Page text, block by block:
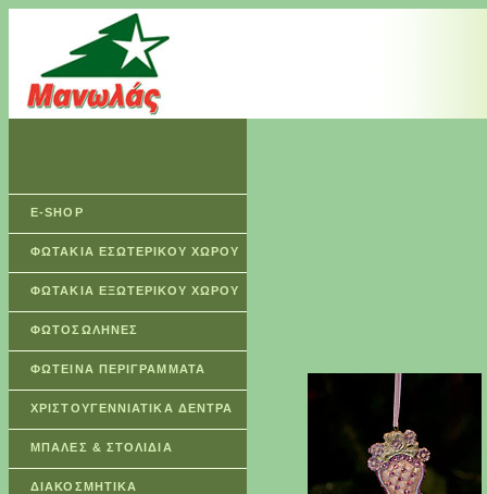
E-SHOP
ΦΩΤΑΚΙΑ ΕΣΩΤΕΡΙΚΟΥ ΧΩΡΟΥ
ΦΩΤΑΚΙΑ ΕΞΩΤΕΡΙΚΟΥ ΧΩΡΟΥ
ΦΩΤΟΣΩΛΗΝΕΣ
ΦΩΤΕΙΝΑ ΠΕΡΙΓΡΑΜΜΑΤΑ
ΧΡΙΣΤΟΥΓΕΝΝΙΑΤΙΚΑ ΔΕΝΤΡΑ
ΜΠΑΛΕΣ & ΣΤΟΛΙΔΙΑ
ΔΙΑΚΟΣΜΗΤΙΚΑ